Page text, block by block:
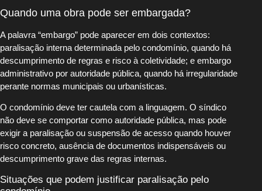
Quando uma obra pode ser embargada?
A palavra “embargo” pode aparecer em dois contextos:
paralisação interna determinada pelo condomínio, quando há
descumprimento de regras e risco à coletividade; e embargo
administrativo por autoridade pública, quando há irregularidade
perante normas municipais ou urbanísticas.
O condomínio deve ter cautela com a linguagem. O síndico
não deve se comportar como autoridade pública, mas pode
exigir a paralisação ou suspensão de acesso quando houver
risco concreto, ausência de documentos indispensáveis ou
descumprimento grave das regras internas.
Situações que podem justificar paralisação pelo